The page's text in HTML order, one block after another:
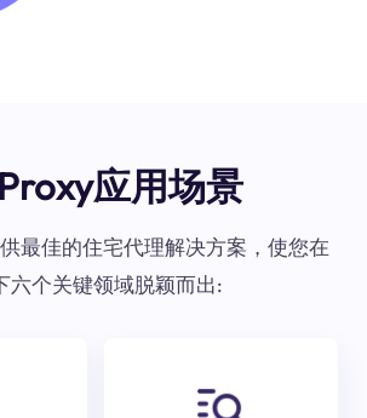
应用场景
最佳的住宅代理解决方案，使您在
六个关键领域脱颖而出: